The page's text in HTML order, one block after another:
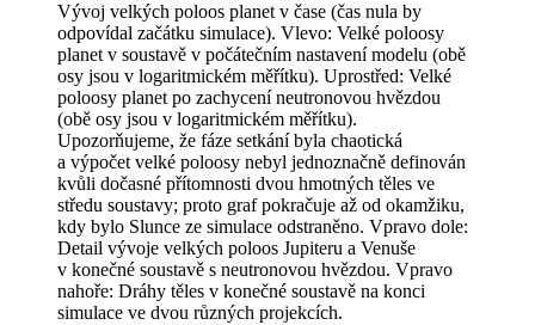
Vývoj velkých poloos planet v čase (čas nula by
odpovídal začátku simulace). Vlevo: Velké poloosy
planet v soustavě v počátečním nastavení modelu (obě
osy jsou v logaritmickém měřítku). Uprostřed: Velké
poloosy planet po zachycení neutronovou hvězdou
(obě osy jsou v logaritmickém měřítku).
Upozorňujeme, že fáze setkání byla chaotická
a výpočet velké poloosy nebyl jednoznačně definován
kvůli dočasné přítomnosti dvou hmotných těles ve
středu soustavy; proto graf pokračuje až od okamžiku,
kdy bylo Slunce ze simulace odstraněno. Vpravo dole:
Detail vývoje velkých poloos Jupiteru a Venuše
v konečné soustavě s neutronovou hvězdou. Vpravo
nahoře: Dráhy těles v konečné soustavě na konci
simulace ve dvou různých projekcích.